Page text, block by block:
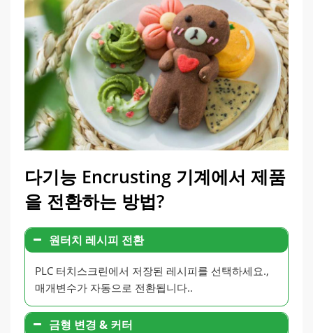
다기능 Encrusting 기계에서 제품
을 전환하는 방법?
원터치 레시피 전환
PLC 터치스크린에서 저장된 레시피를 선택하세요.,
매개변수가 자동으로 전환됩니다..
금형 변경 & 커터